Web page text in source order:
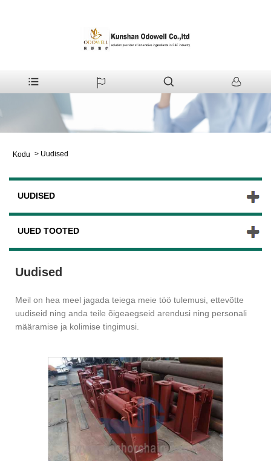
Kodu > Uudised
UUDISED
UUED TOOTED
Uudised
Meil on hea meel jagada teiega meie töö tulemusi, ettevõtte
uudiseid ning anda teile õigeaegseid arendusi ning personali
määramise ja kolimise tingimusi.